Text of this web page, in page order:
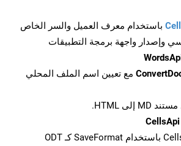
باستخدام معرف العميل والسر الخاص
مع تعيين اسم الملف المحلي